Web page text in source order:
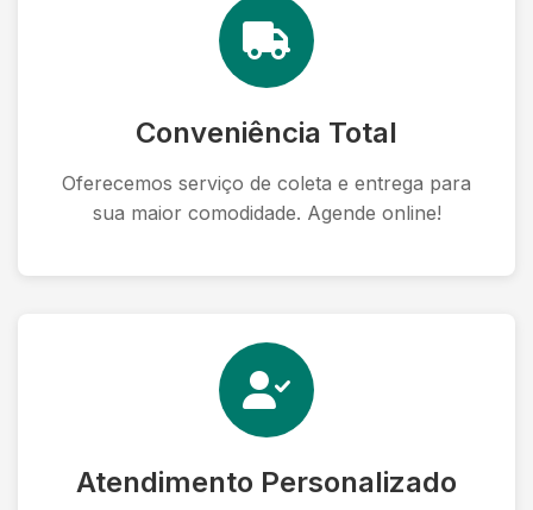
Conveniência Total
Oferecemos serviço de coleta e entrega para
sua maior comodidade. Agende online!
Atendimento Personalizado